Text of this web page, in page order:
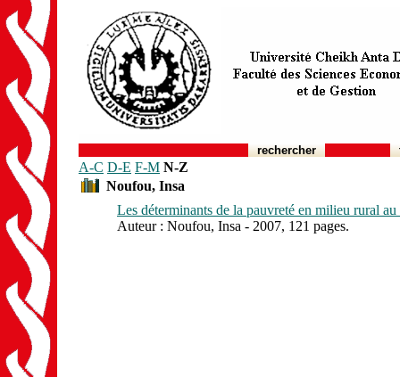
rechercher
A-C D-E F-M N-Z
Noufou, Insa
Les déterminants de la pauvreté en milieu rural
Auteur : Noufou, Insa - 2007, 121 pages.